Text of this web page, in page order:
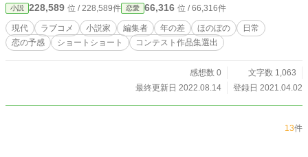
小説 228,589 位 / 228,589件 恋愛 66,316 位 / 66,316件
現代 ラブコメ 小説家 編集者 年の差 ほのぼの
日常
恋の予感
ショートショート コンテスト作品集選出
感想数 0
文字数 1,063
最終更新日 2022.08.14
登録日 2021.04.02
13件